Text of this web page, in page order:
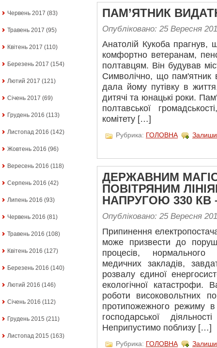
Червень 2017 (83)
Травень 2017 (95)
Квітень 2017 (110)
Березень 2017 (154)
Лютий 2017 (121)
Січень 2017 (69)
Грудень 2016 (113)
Листопад 2016 (142)
Жовтень 2016 (96)
Вересень 2016 (118)
Серпень 2016 (42)
Липень 2016 (93)
Червень 2016 (81)
Травень 2016 (108)
Квітень 2016 (127)
Березень 2016 (140)
Лютий 2016 (146)
Січень 2016 (112)
Грудень 2015 (211)
Листопад 2015 (163)
ПАМ’ЯТНИК
Опубліковано: 25 Вересня
Анатолій Кукоба
комфортно ветеранам,
полтавцям. Він будував
Символічно, що пам'ятник
дала йому путівку в
дитячі та юнацькі роки.
полтавської
комітету […]
Рубрика: ГОЛОВНА
ДЕРЖАВНИМ
ПОВІТРЯНИМ
НАПРУГОЮ 330 КВ
Опубліковано: 25 Вересня
Припинення
може призвести до
процесів, нормального
медичних закладів,
розвалу єдиної
екологічної катастрофи.
роботи високовольтних
протипожежного режиму
господарської
Неприпустимо поблизу […]
Рубрика: ГОЛОВНА